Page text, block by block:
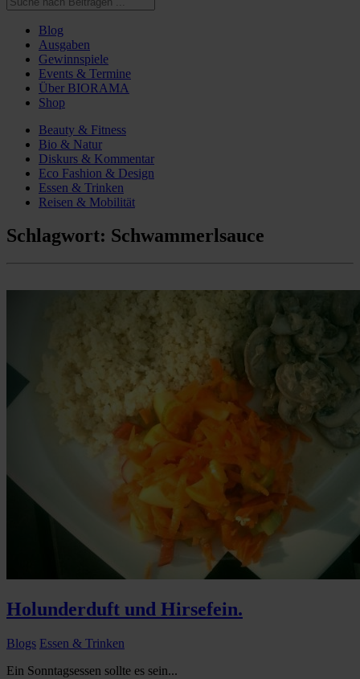
Blog
Ausgaben
Gewinnspiele
Events & Termine
Über BIORAMA
Shop
Beauty & Fitness
Bio & Natur
Diskurs & Kommentar
Eco Fashion & Design
Essen & Trinken
Reisen & Mobilität
Schlagwort: Schwammerlsauce
Holunderduft und Hirsefein.
Blogs Essen & Trinken
Ein Sonntagsessen sollte es sein...